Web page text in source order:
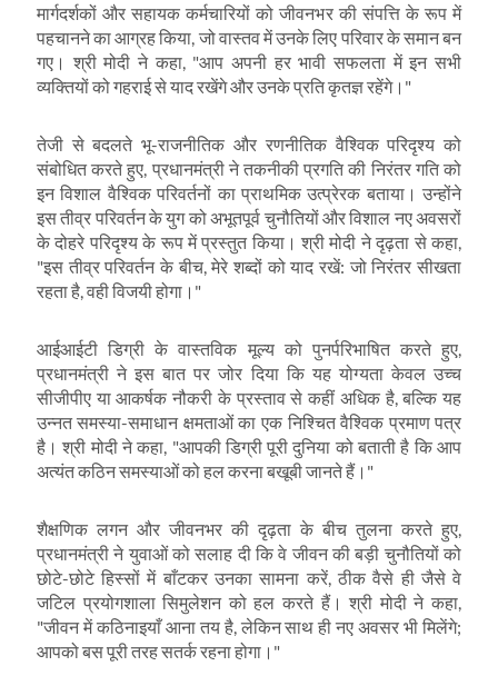
मार्गदर्शकों और सहायक कर्मचारियों को जीवनभर की संपत्ति के रूप में
पहचानने का आग्रह किया जो वास्तव में उनके लिए परिवार के समान बन
गए। श्री मोदी ने कहा, "आप अपनी हर भावी सफलता में इन सभी
व्यक्तियों को गहराई से याद रखेंगे और उनके प्रति कृतज्ञ रहेंगे।"
तेजी से बदलते भू-राजनीतिक और रणनीतिक वैश्विक परिदृश्य को
संबोधित करते हुए प्रधानमंत्री ने तकनीकी प्रगति की निरंतर गति को
इन विशाल वैश्विक परिवर्तनों का प्राथमिक उत्प्रेरक बताया। उन्होंने
इस तीव्र परिवर्तन के युग को अभूतपूर्व चुनौतियों और विशाल नए अवसरों
के दोहरे परिदृश्य के रूप में प्रस्तुत किया। श्री मोदी ने दृढ़ता से कहा
"इस तीव्र परिवर्तन के बीच,मेरे शब्दों को याद रखें: जो निरंतर सीखता
रहता है, वही विजयी होगा।"
आईआईटी डिग्री के वास्तविक मूल्य को पुनर्परिभाषित करते हुए
प्रधानमंत्री ने इस बात पर जोर दिया कि यह योग्यता केवल उच्च
सीजीपीए या आकर्षक नौकरी के प्रस्ताव से कहीं अधिक है,बल्कि यह
उन्नत समस्या-समाधान क्षमताओं का एक निश्चित वैश्विक प्रमाण पत्र
है। श्री मोदी ने कहा , "आपकी डिग्री पूरी दुनिया को बताती है कि आप
अत्यंत कठिन समस्याओं को हल करना बखूबी जानते हैं।"
शैक्षणिक लगन और जीवनभर की दृढ़ता के बीच तुलना करते हुए
प्रधानमंत्री ने युवाओं को सलाह दी कि वे जीवन की बड़ी चुनौतियों को
छोटे-छोटे हिस्सों में बाँटकर उनका सामना करें, ठीक वैसे ही जैसे वे
जटिल प्रयोगशाला सिमुलेशन को हल करते हैं। श्री मोदी ने कहा
"जीवन में कठिनाइयाँ आना तय है, लेकिन साथ ही नए अवसर भी मिलेंगे;
आपको बस पूरी तरह सतर्क रहना होगा।"